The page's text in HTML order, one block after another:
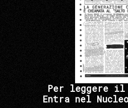
Per leggere il
Entra nel